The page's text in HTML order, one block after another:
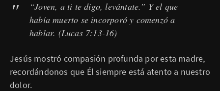
“Joven, a ti te digo, levántate.” Y el que
había muerto se incorporó y comenzó a
hablar. (Lucas 7:13-16)
Jesús mostró compasión profunda por esta madre,
recordándonos que Él siempre está atento a nuestro
dolor.